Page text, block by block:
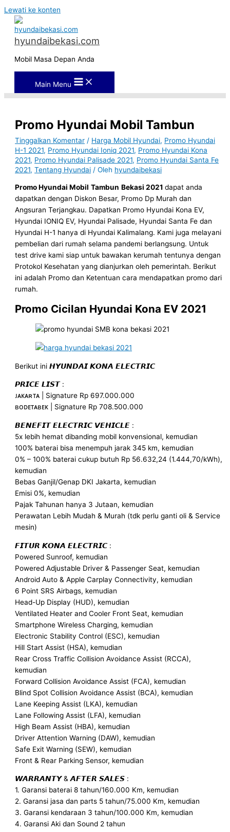
Lewati ke konten
hyundaibekasi.com
Mobil Masa Depan Anda
Main Menu
Promo Hyundai Mobil Tambun
Tinggalkan Komentar / Harga Mobil Hyundai, Promo Hyundai
H-1 2021, Promo Hyundai Ioniq 2021, Promo Hyundai Kona
2021, Promo Hyundai Palisade 2021, Promo Hyundai Santa Fe
2021,Tentang Hyundai / Oleh hyundaibekasi
Promo Hyundai Mobil Tambun Bekasi 2021dapat anda
dapatkan dengan Diskon Besar, Promo Dp Murah dan
Angsuran Terjangkau. Dapatkan Promo Hyundai Kona EV,
Hyundai IONIQ EV, Hyundai Palisade, Hyundai Santa Fe dan
Hyundai H-1 hanya di Hyundai Kalimalang. Kami juga melayani
pembelian dari rumah selama pandemi berlangsung. Untuk
test drive kami siap untuk bawakan kerumah tentunya dengan
Protokol Kesehatan yang dianjurkan oleh pemerintah. Berikut
ini adalah Promo dan Ketentuan cara mendapatkan promo dari
rumah.
Promo Cicilan Hyundai Kona EV 2021
Berikut ini 𝙃𝙔𝙐𝙉𝘿𝘼𝙄 𝙆𝙊𝙉𝘼 𝙀𝙇𝙀𝘾𝙏𝙍𝙄𝘾
𝙋𝙍𝙄𝘾𝙀 𝙇𝙄𝙎𝙏 :
ᴊᴀᴋᴀʀᴛᴀ | Signature Rp 697.000.000
ʙᴏᴅᴇᴛᴀʙᴇᴋ | Signature Rp 708.500.000
𝘽𝙀𝙉𝙀𝙁𝙄𝙏 𝙀𝙇𝙀𝘾𝙏𝙍𝙄𝘾 𝙑𝙀𝙃𝙄𝘾𝙇𝙀 :
5x lebih hemat dibanding mobil konvensional, kemudian
100% baterai bisa menempuh jarak 345 km, kemudian
0% – 100% baterai cukup butuh Rp 56.632,24 (1.444,70/kWh),
kemudian
Bebas Ganjil/Genap DKI Jakarta, kemudian
Emisi 0%, kemudian
Pajak Tahunan hanya 3 Jutaan, kemudian
Perawatan Lebih Mudah & Murah (tdk perlu ganti oli & Service
mesin)
𝙁𝙄𝙏𝙐𝙍 𝙆𝙊𝙉𝘼 𝙀𝙇𝙀𝘾𝙏𝙍𝙄𝘾 :
Powered Sunroof, kemudian
Powered Adjustable Driver & Passenger Seat, kemudian
Android Auto & Apple Carplay Connectivity, kemudian
6 Point SRS Airbags, kemudian
Head-Up Display (HUD), kemudian
Ventilated Heater and Cooler Front Seat, kemudian
Smartphone Wireless Charging, kemudian
Electronic Stability Control (ESC), kemudian
Hill Start Assist (HSA), kemudian
Rear Cross Traffic Collision Avoidance Assist (RCCA),
kemudian
Forward Collision Avoidance Assist (FCA), kemudian
Blind Spot Collision Avoidance Assist (BCA), kemudian
Lane Keeping Assist (LKA), kemudian
Lane Following Assist (LFA), kemudian
High Beam Assist (HBA), kemudian
Driver Attention Warning (DAW), kemudian
Safe Exit Warning (SEW), kemudian
Front & Rear Parking Sensor, kemudian
𝙒𝘼𝙍𝙍𝘼𝙉𝙏𝙔 & 𝘼𝙁𝙏𝙀𝙍 𝙎𝘼𝙇𝙀𝙎 :
1. Garansi baterai 8 tahun/160.000 Km, kemudian
2. Garansi jasa dan parts 5 tahun/75.000 Km, kemudian
3. Garansi kendaraan 3 tahun/100.000 Km, kemudian
4. Garansi Aki dan Sound 2 tahun